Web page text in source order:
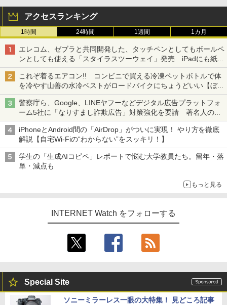
アクセスランキング
1時間 24時間 1週間 1カ月
エレコム、ゼブラと共同開発した、タッチペンとしてもボールペ
ンとしても使える「スタイラスツーウェイ」発売 iPadにも紙に
も、持ち替えずに書き込める
これぞ着るエアコン!! コンビニで買える冷凍ペットボトルで体
を冷やす山善の水冷ベストがロードバイクにちょうどいい【ぼっ
ち・ざ・ろーど！その14】【空いた時間でなにしてる？】
警察庁ら、Google、LINEヤフーなどデジタル広告プラットフォ
ーム5社に「なりすまし詐欺広告」対策強化を要請 著名人の写
真や映像を使った投資詐欺などへの対策として
iPhoneとAndroid間の「AirDrop」がついに実現！ やり方を徹底
解説【自宅Wi-Fiの“わからない”をスッキリ！】
学生の「生成AIコピペ」レポートで悩む大学教員たち。留年・落
単・減点も
もっと見る
INTERNET Watch をフォローする
Special Site
ソニーミラーレス一眼の大特集！ 見どころ記事